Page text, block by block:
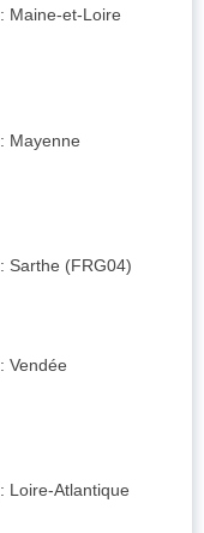
: Maine-et-Loire
: Mayenne
: Sarthe (FRG04)
: Vendée
: Loire-Atlantique